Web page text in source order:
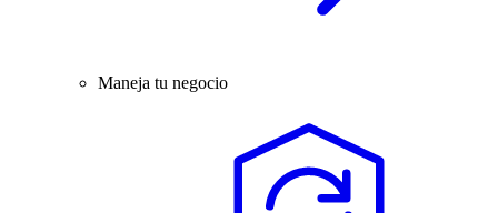
Maneja tu negocio